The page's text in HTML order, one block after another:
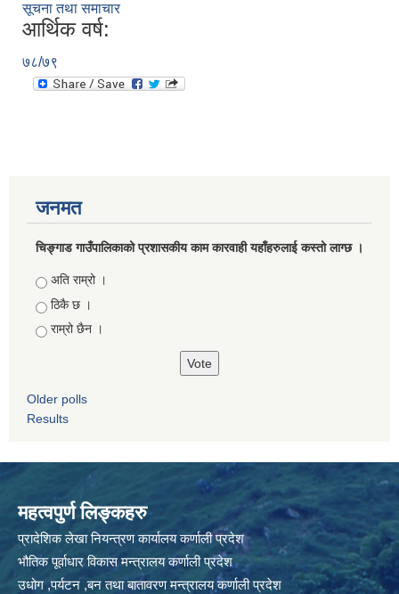
सूचना तथा समाचार
आर्थिक वर्ष:
७८/७९
जनमत
चिङ्गाड गाउँपालिकाको प्रशासकीय काम कारवाही यहाँहरुलाई कस्तो लाग्छ ।
Choices
अति राम्रो ।
ठिकै छ ।
राम्रो छैन ।
Older polls
Results
महत्वपुर्ण लिङ्कहरु
प्रादेशिक लेखा नियन्त्रण कार्यालय कर्णाली प्रदेश
भौतिक पूर्वाधार विकास मन्त्रालय कर्णाली प्रदेश
उधोग ,पर्यटन ,बन तथा बातावरण मन्त्रालय कर्णाली प्रदेश